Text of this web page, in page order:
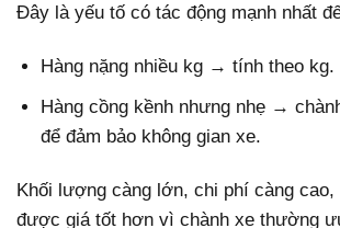
Đây là yếu tố có tác động mạnh nhất
Hàng nặng nhiều kg → tính theo kg.
Hàng cồng kềnh nhưng nhẹ →
để đảm bảo không gian xe.
Khối lượng càng lớn, chi phí càng cao,
được giá tốt hơn vì chành xe thường